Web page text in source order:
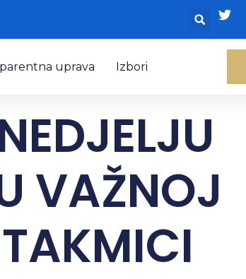
uprava Izbori
VAŽNOJ